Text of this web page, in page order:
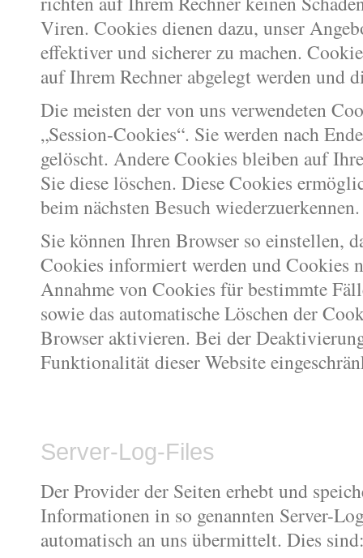
Viren. Cookies dienen dazu, unser
effektiver und sicherer zu machen.
auf Ihrem Rechner abgelegt werden und
Die meisten der von uns verwendeten
„Session-Cookies“. Sie werden nach
gelöscht. Andere Cookies bleiben auf
Sie diese löschen. Diese Cookies
beim nächsten Besuch wiederzuerkennen.
Sie können Ihren Browser so einstellen,
Cookies informiert werden und Cookies
Annahme von Cookies für bestimmte
sowie das automatische Löschen der
Browser aktivieren. Bei der
Funktionalität dieser Website
Server-Log-Files
Der Provider der Seiten erhebt und
Informationen in so genannten Server-
automatisch an uns übermittelt. Dies